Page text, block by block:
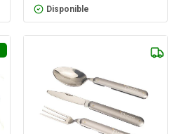
Disponible